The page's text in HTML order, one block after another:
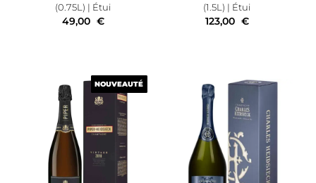
(0.75L) | Étui
49,00 €
(1.5L) | Étui
123,00 €
NOUVEAUTÉ
NOUVEAUTÉ